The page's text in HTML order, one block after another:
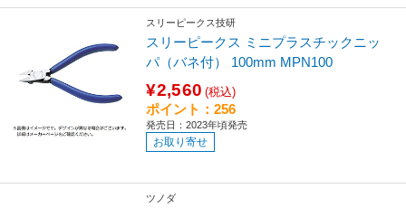
スリーピークス技研
スリーピークス ミニプラスチックニッ
パ（バネ付） 100mm MPN100
¥2,560 (税込)
ポイント：256
発売日：2023年頃発売
お取り寄せ
ツノダ